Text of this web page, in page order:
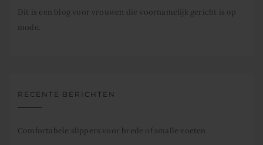
Dit is een blog voor vrouwen die voornamelijk gericht is op
mode.
RECENTE BERICHTEN
Comfortabele slippers voor brede of smalle voeten